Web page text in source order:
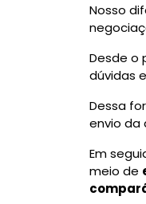
Nosso
Desde o
dúvidas
Dessa
envio da
Em
meio de